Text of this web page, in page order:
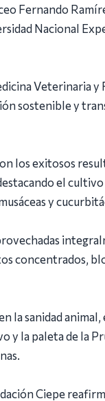
Fernando
Nacional
Veterinaria
sostenible y
los exitosos
el
y
concentrados,
la sanidad
y la paleta de la
Ciepe